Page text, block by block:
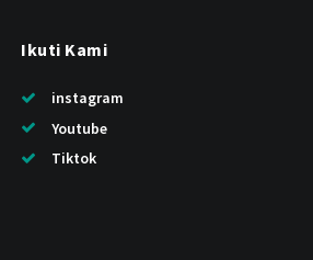
Ikuti Kami
instagram
Youtube
Tiktok